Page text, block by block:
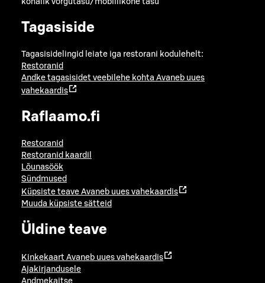
kohalik võrgutasu/mobiilikõne tasu
Tagasiside
Tagasisidelingid leiate iga restorani kodulehelt:
Restoranid
Andke tagasisidet veebilehe kohta Avaneb uues
vahekaardis
Raflaamo.fi
Restoranid
Restoranid kaardil
Lõunasöök
Sündmused
Küpsiste teave Avaneb uues vahekaardis
Muuda küpsiste sätteid
Üldine teave
Kinkekaart Avaneb uues vahekaardis
Ajakirjandusele
Andmekaitse